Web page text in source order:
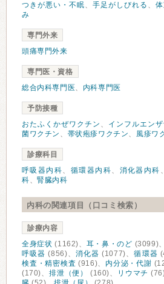
つきが悪い・不眠、 手足がしびれる 、
み
専門外来
頭痛専門外来
専門医・資格
総合内科専門医、 内科専門医
予防接種
おたふくかぜワクチン 、 インフルエン
菌ワクチン 、 帯状疱疹ワクチン、 風疹ワ
診療科目
呼吸器内科、 循環器内科、 消化器内科
科、腎臓内科
内科の関連項目（口コミ検索）
診療内容
全身症状 (1162)、 耳・鼻・のど (3099)、
呼吸器 (856)、 消化器 (1077)、循環器
検査・精密検査 (916)、 内分泌・代謝
(170)、排泄（便） (160)、 リウマチ (76)